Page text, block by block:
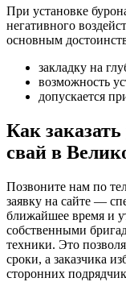
При установке
негативного
основным
закладку на
возможность
допускается
Как
свай в
Позвоните нам по
заявку на сайте —
ближайшее время и
собственными
техники. Это
сроки, а заказчика
сторонних